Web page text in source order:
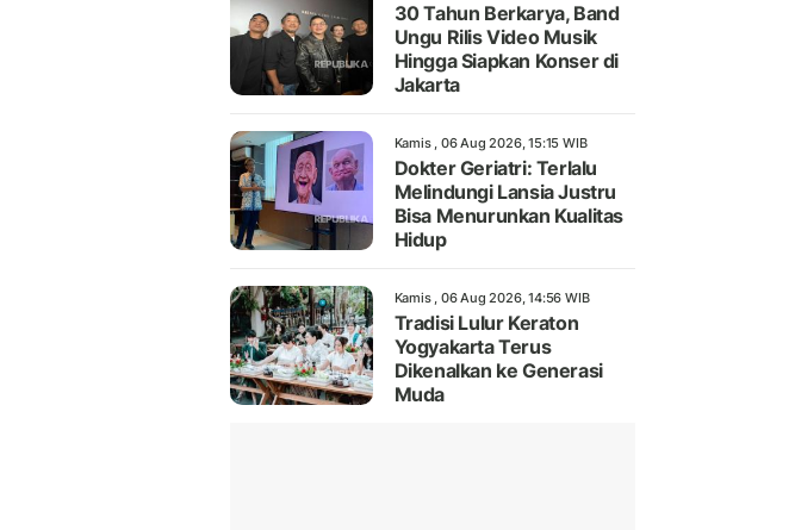
30 Tahun Berkarya, Band
Ungu Rilis Video Musik
Hingga Siapkan Konser di
Jakarta
Kamis , 06 Aug 2026, 15:15 WIB
Dokter Geriatri: Terlalu
Melindungi Lansia Justru
Bisa Menurunkan Kualitas
Hidup
Kamis , 06 Aug 2026, 14:56 WIB
Tradisi Lulur Keraton
Yogyakarta Terus
Dikenalkan ke Generasi
Muda